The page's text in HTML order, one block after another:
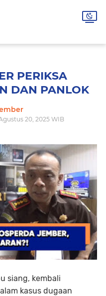
PERIKSA
DAN PANLOK
20, 2025 WIB
siang, kembali
kasus dugaan